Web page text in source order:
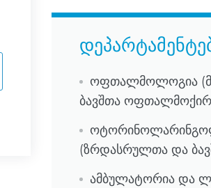
ოფთალმოლოგია
ბავშთა
(ზრდასრულთა და
ამბულატორია და